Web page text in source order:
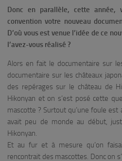
Donc en parallèle, cette année,
convention votre nouveau
D’où vous est venue l’idée de ce
l’avez-vous réalisé ?
Alors en fait le documentaire sur
documentaire sur les châteaux
des repérages sur le château de
Hikonyan et on s’est posé cette
mascotte ? Surtout qu’une foule est
avait peu de monde au début,
Hikonyan.
Et au fur et à mesure qu’on
rencontrait des mascottes. Donc on